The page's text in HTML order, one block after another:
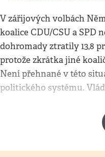
V zářijových volbách
koalice CDU/CSU a SPD
dohromady ztratily 13,8
protože zkrátka jiné
Není přehnané v této
politického systému.